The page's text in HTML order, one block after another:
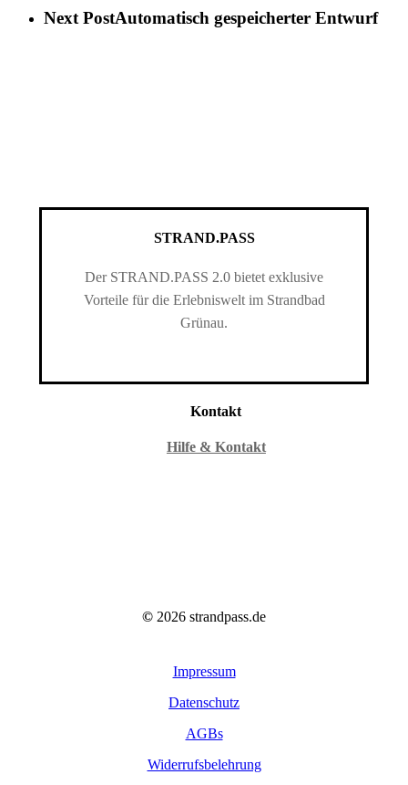
Next PostAutomatisch gespeicherter Entwurf
STRAND.PASS
Der STRAND.PASS 2.0 bietet exklusive
Vorteile für die Erlebniswelt im Strandbad
Grünau.
Kontakt
Hilfe & Kontakt
© 2026 strandpass.de
Impressum
Datenschutz
AGBs
Widerrufsbelehrung